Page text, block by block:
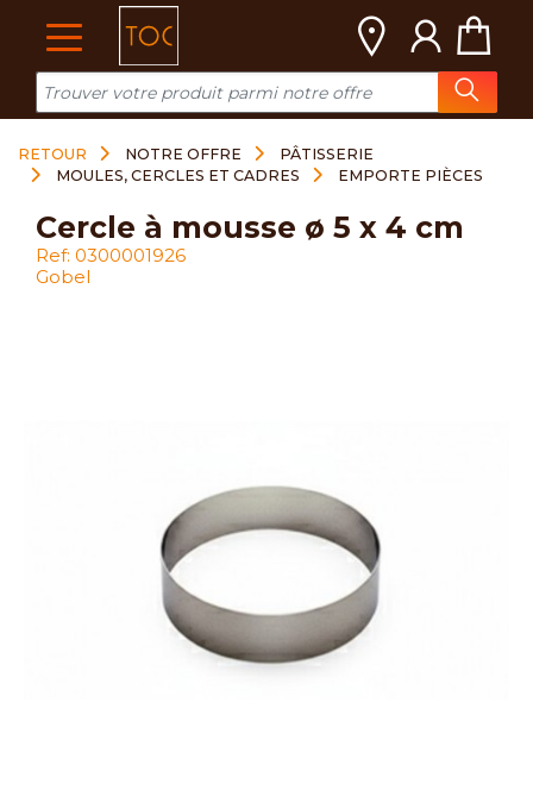
RETOUR NOTRE OFFRE
PÂTISSERIE
MOULES, CERCLES ET CADRES
EMPORTE PIÈCES
cercle à mousse ø 5 x 4 cm
Ref: 0300001926
Gobel
Cookies management panel